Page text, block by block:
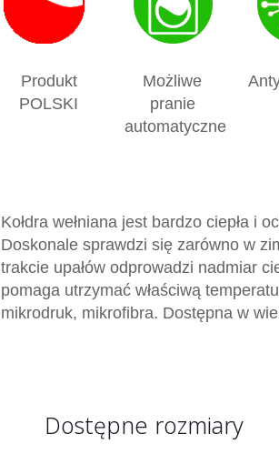
Produkt
POLSKI
Możliwe
pranie
automatyczne
Kołdra wełniana jest bardzo ciepła i
Doskonale sprawdzi się zarówno w
trakcie upałów odprowadzi nadmiar
pomaga utrzymać właściwą
mikrodruk, mikrofibra. Dostępna w
Dostępne rozmiary